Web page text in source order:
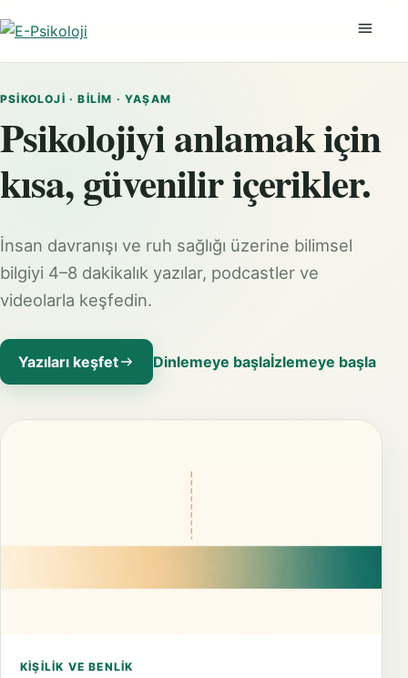
PSIKOLOJI · BILIM · YAŞAM
Psikolojiyi anlamak için
kısa, güvenilir içerikler.
İnsan davranışı ve ruh sağlığı üzerine bilimsel
bilgiyi 4–8 dakikalık yazılar, podcastler ve
videolarla keşfedin.
Yazıları keşfet Dinlemeye başlaİzlemeye başla
KIŞILIK VE BENLIK